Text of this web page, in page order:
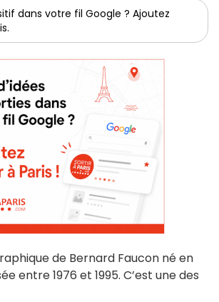
dans votre fil Google ? Ajoutez
de Bernard Faucon né en
entre 1976 et 1995. C’est une des